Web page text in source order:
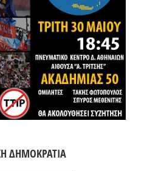
ΔΗΜΟΚΡΑΤΙΑ